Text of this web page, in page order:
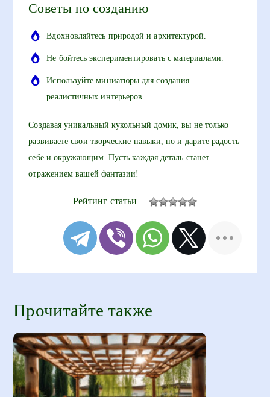
Советы по созданию
Вдохновляйтесь природой и архитектурой.
Не бойтесь экспериментировать с материалами.
Используйте миниатюры для создания
реалистичных интерьеров.
Создавая уникальный кукольный домик, вы не только
развиваете свои творческие навыки, но и дарите радость
себе и окружающим. Пусть каждая деталь станет
отражением вашей фантазии!
Рейтинг статьи
Прочитайте также